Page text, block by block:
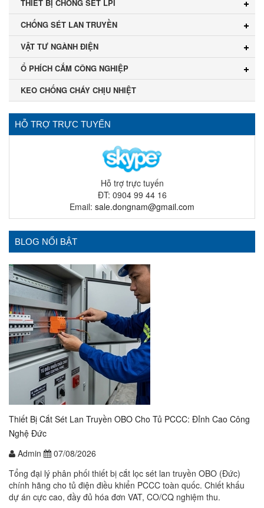
THIẾT BỊ CHỐNG SÉT LPI
CHỐNG SÉT LAN TRUYỀN
VẬT TƯ NGÀNH ĐIỆN
Ổ PHÍCH CẮM CÔNG NGHIỆP
KEO CHỐNG CHÁY CHỊU NHIỆT
HỖ TRỢ TRỰC TUYẾN
Hỗ trợ trực tuyến
ĐT: 0904 99 44 16
Email: sale.dongnam@gmail.com
BLOG NỔI BẬT
Thiết Bị Cắt Sét Lan Truyền OBO Cho Tủ PCCC: Đỉnh Cao Công
Nghệ Đức
Admin
07/08/2026
Tổng đại lý phân phối thiết bị cắt lọc sét lan truyền OBO (Đức)
chính hãng cho tủ điện điều khiển PCCC toàn quốc. Chiết khấu
dự án cực cao, đầy đủ hóa đơn VAT, CO/CQ nghiệm thu.